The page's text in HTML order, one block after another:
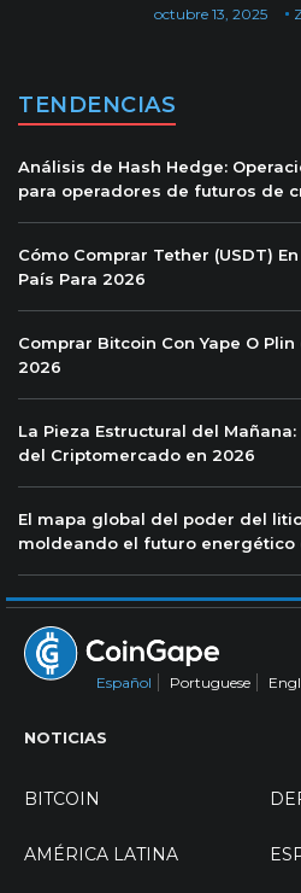
octubre 13, 2025
TENDENCIAS
Análisis de Hash Hedge:
para operadores de futuros de
Cómo Comprar Tether (USDT)
País Para 2026
Comprar Bitcoin Con Yape O Plin
2026
La Pieza Estructural del
del Criptomercado en 2026
El mapa global del poder del
moldeando el futuro energético
Español Portuguese
NOTICIAS
BITCOIN
AMÉRICA LATINA